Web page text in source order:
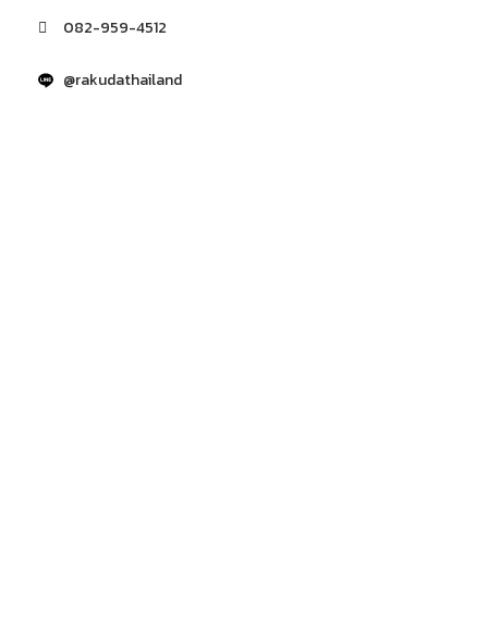
082-959-4512
@rakudathailand